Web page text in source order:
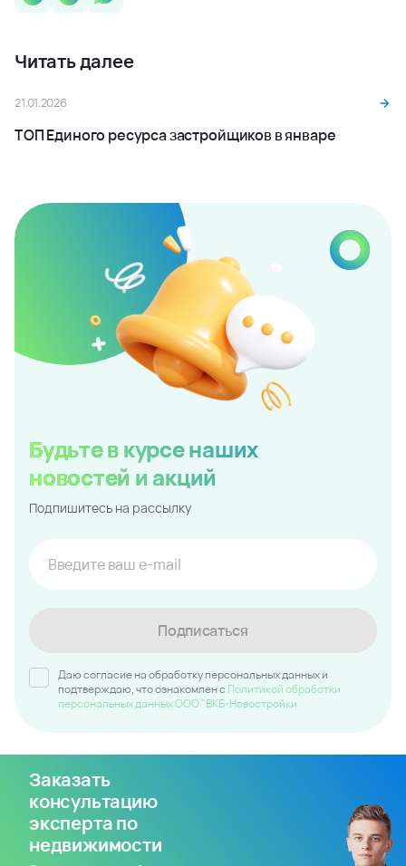
Будьте в курсе наших
новостей и акций
Подпишитесь на рассылку
Подписаться
Даю согласие на обработку персональных данных и
подтверждаю, что ознакомлен c Политикой обработки
персональных данных ООО "ВКБ-Новостройки
Читать далее
21.01.2026
ТОП Единого ресурса застройщиков в январе
Заказать
консультацию
эксперта по
недвижимости